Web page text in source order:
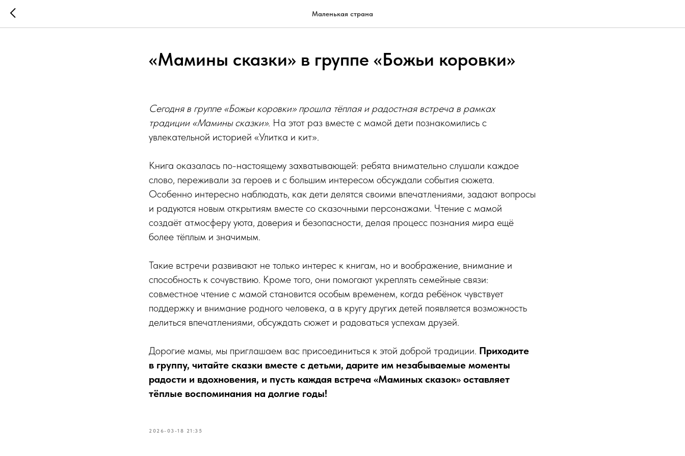
Маленькая страна
«Мамины сказки» в группе «Божьи коровки»
Сегодня в группе «Божьи коровки» прошла тёплая и радостная встреча в рамках
традиции «Мамины сказки». На этот раз вместе с мамой дети познакомились с
увлекательной историей «Улитка и кит».
Книга оказалась по-настоящему захватывающей: ребята внимательно слушали каждое
слово, переживали за героев и с большим интересом обсуждали события сюжета.
Особенно интересно наблюдать, как дети делятся своими впечатлениями, задают вопросы
и радуются новым открытиям вместе со сказочными персонажами. Чтение с мамой
создаёт атмосферу уюта, доверия и безопасности, делая процесс познания мира ещё
более тёплым и значимым.
Такие встречи развивают не только интерес к книгам, но и воображение, внимание и
способность к сочувствию. Кроме того, они помогают укреплять семейные связи:
совместное чтение с мамой становится особым временем, когда ребёнок чувствует
поддержку и внимание родного человека, а в кругу других детей появляется возможность
делиться впечатлениями, обсуждать сюжет и радоваться успехам друзей.
Дорогие мамы, мы приглашаем вас присоединиться к этой доброй традиции. Приходите
в группу, читайте сказки вместе с детьми, дарите им незабываемые моменты
радости и вдохновения, и пусть каждая встреча «Маминых сказок» оставляет
тёплые воспоминания на долгие годы!
2026-03-18 21:35